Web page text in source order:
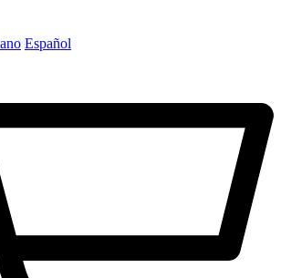
Español